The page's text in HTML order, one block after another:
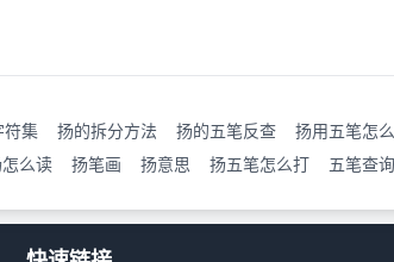
符集 扬的拆分方法 扬的五笔反查 扬用五笔怎
么读 扬笔画 扬意思 扬五笔怎么打 五笔查